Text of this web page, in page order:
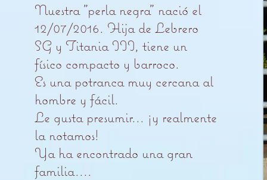
Nuestra "perla negra" nació el
12/07/2016. Hija de Lebrero
SG y Titania III, tiene un
físico compacto y barroco.
Es una potranca muy cercana al
hombre y fácil.
Le gusta presumir... ¡y realmente
la notamos!
Ya ha encontrado una gran
familia....